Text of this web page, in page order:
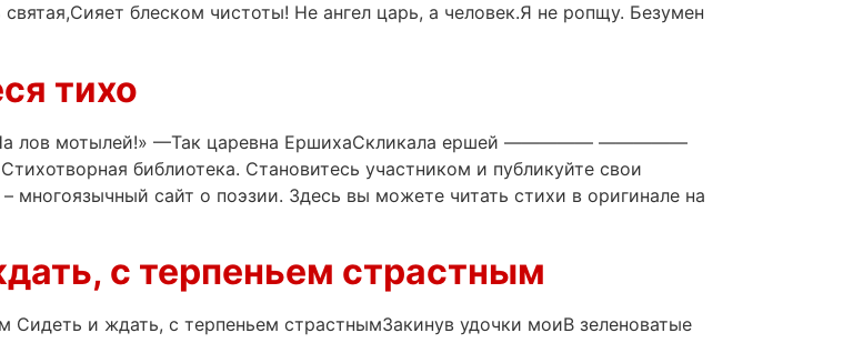
блеском чистоты! Не ангел царь, а человек.Я не ропщу. Безумен
тихо
лов мотылей!» —Так царевна ЕршихаСкликала ершей ————— —————
библиотека. Становитесь участником и публикуйте свои
многоязычный сайт о поэзии. Здесь вы можете читать стихи в оригинале на
с терпеньем страстным
и ждать, с терпеньем страстнымЗакинув удочки моиВ зеленоватые